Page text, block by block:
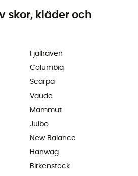
skor, kläder och
Fjällräven
Columbia
Scarpa
Vaude
Mammut
Julbo
New Balance
Hanwag
Birkenstock